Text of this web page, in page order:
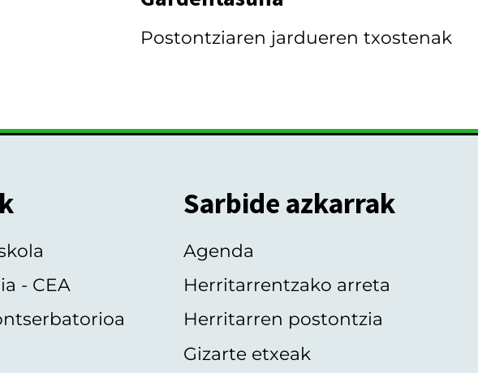
Postontziaren jardueren txostenak
- CEA
Sarbide azkarrak
Agenda
Herritarrentzako arreta
Herritarren postontzia
Gizarte etxeak